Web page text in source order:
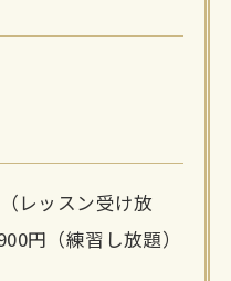
レッスン受け放
円（練習し放題）